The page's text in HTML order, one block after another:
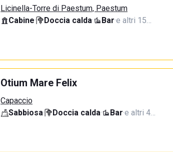
Licinella-Torre di Paestum, Paestum
Cabine· Doccia calda· Bar·e altri 15…
Otium Mare Felix
Capaccio
Sabbiosa· Doccia calda· Bar·e altri 4…